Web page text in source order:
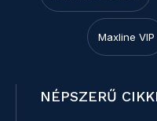
Maxline VIP
NÉPSZERŰ